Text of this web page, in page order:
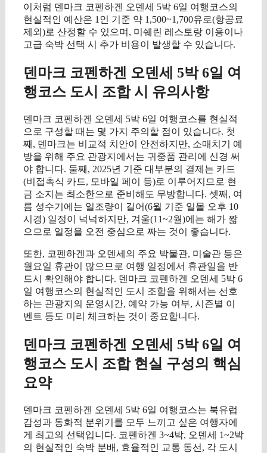
이처럼 덴마크 코펜하겐 오덴세 5박 6일 여행코스의
현실적인 예산은 1인 기준 약 1,500~1,700유로(항공료
제외)로 산정할 수 있으며, 미쉐린 레스토랑 이용이나
고급 숙박 선택 시 추가 비용이 발생할 수 있습니다.
덴마크 코펜하겐 오덴세 5박 6일 여
행코스 도시 조합 시 유의사항
덴마크 코펜하겐 오덴세 5박 6일 여행코스를 현실적
으로 구성할 때는 몇 가지 주의할 점이 있습니다. 첫
째, 덴마크는 비교적 치안이 안전하지만, 소매치기 예
방을 위해 주요 관광지에서는 귀중품 관리에 신경 써
야 합니다. 둘째, 2025년 기준 대부분의 결제는 카드
(비접촉식 카드, 모바일 페이 등)로 이루어지므로 현
금 소지는 최소한으로 준비해도 무방합니다. 셋째, 여
름 성수기에는 일조량이 길어(6월 기준 일몰 오후 10
시경) 일정이 넉넉하지만, 겨울(11~2월)에는 해가 짧
으므로 일정을 오전 중심으로 짜는 것이 좋습니다.
또한, 코펜하겐과 오덴세의 주요 박물관, 미술관 등은
월요일 휴관이 많으므로 여행 일정에서 휴관일을 반
드시 확인해야 합니다. 덴마크 코펜하겐 오덴세 5박 6
일 여행코스의 현실적인 도시 조합을 위해서는 선호
하는 관광지의 운영시간, 예약 가능 여부, 시즌별 이
벤트 등도 미리 체크하는 것이 중요합니다.
덴마크 코펜하겐 오덴세 5박 6일 여
행코스 도시 조합 현실 구성의 핵심
요약
덴마크 코펜하겐 오덴세 5박 6일 여행코스는 북유럽
감성과 동화적 분위기를 모두 느끼고 싶은 여행자에
게 최고의 선택입니다. 코펜하겐 3~4박, 오덴세 1~2박
의 현실적인 숙박 분배, 효율적인 교통 동선, 각 도시